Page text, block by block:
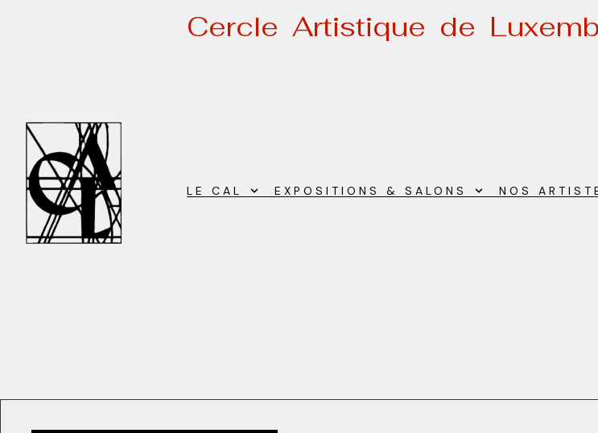
Cercle Artistique de
LE CAL EXPOSITIONS & SALONS NOS